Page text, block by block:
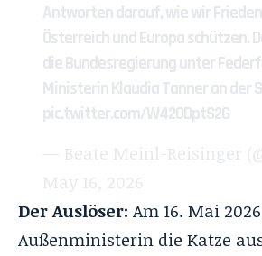
Antworten darauf, wie wir
Österreich und Europa schützen.
die Bundesregierung unter
Ministerin Klaudia Tanner an der
pic.twitter.com/W42ODptS2G
— Beate Meinl-Reisinger
May 16, 2026
Der Auslöser: Am 16. Mai
Außenministerin die Katze